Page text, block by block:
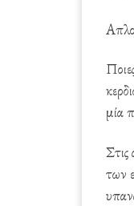
μία
των